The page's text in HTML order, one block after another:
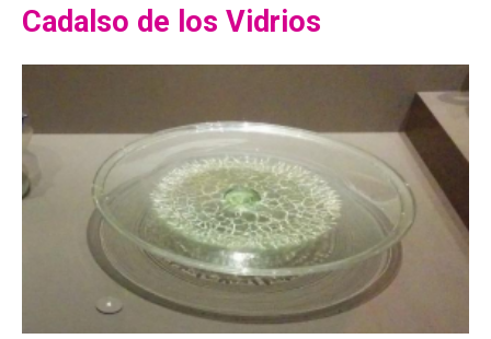
Cadalso de los Vidrios